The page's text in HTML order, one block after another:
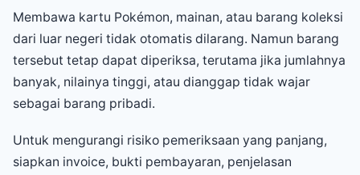
Membawa kartu Pokémon, mainan, atau barang koleksi
dari luar negeri tidak otomatis dilarang. Namun barang
tersebut tetap dapat diperiksa, terutama jika jumlahnya
banyak, nilainya tinggi, atau dianggap tidak wajar
sebagai barang pribadi.
Untuk mengurangi risiko pemeriksaan yang panjang,
siapkan invoice, bukti pembayaran, penjelasan